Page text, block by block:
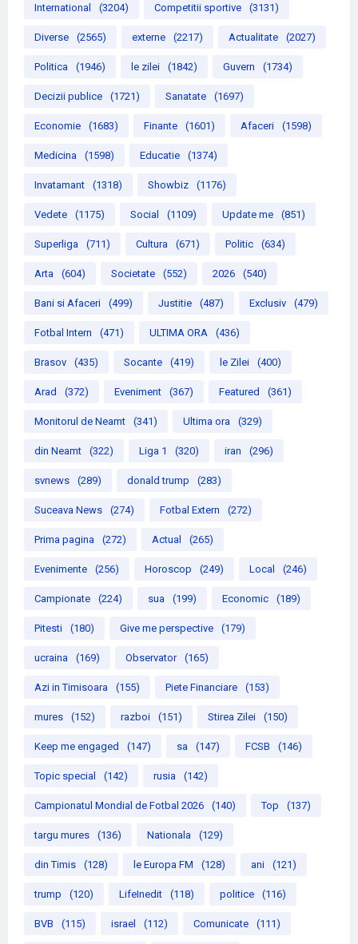
International (3204) Competitii sportive (3131)
Diverse (2565) externe (2217) Actualitate (2027)
Politica (1946) le zilei (1842) Guvern (1734)
Decizii publice (1721) Sanatate (1697)
Economie (1683) Finante (1601) Afaceri (1598)
Medicina (1598) Educatie (1374)
Invatamant (1318) Showbiz (1176)
Vedete (1175) Social (1109) Update me (851)
Superliga (711) Cultura (671) Politic (634)
Arta (604) Societate (552) 2026 (540)
Bani si Afaceri (499) Justitie (487) Exclusiv (479)
Fotbal Intern (471) ULTIMA ORA (436)
Brasov (435) Socante (419) le Zilei (400)
Arad (372) Eveniment (367) Featured (361)
Monitorul de Neamt (341) Ultima ora (329)
din Neamt (322) Liga 1 (320) iran (296)
svnews (289) donald trump (283)
Suceava News (274) Fotbal Extern (272)
Prima pagina (272) Actual (265)
Evenimente (256) Horoscop (249) Local (246)
Campionate (224) sua (199) Economic (189)
Pitesti (180) Give me perspective (179)
ucraina (169) Observator (165)
Azi in Timisoara (155) Piete Financiare (153)
mures (152) razboi (151) Stirea Zilei (150)
Keep me engaged (147) sa (147) FCSB (146)
Topic special (142) rusia (142)
Campionatul Mondial de Fotbal 2026 (140) Top (137)
targu mures (136) Nationala (129)
din Timis (128) le Europa FM (128) ani (121)
trump (120) LifeInedit (118) politice (116)
BVB (115) israel (112) Comunicate (111)